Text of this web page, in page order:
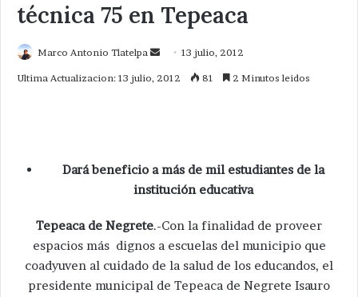
técnica 75 en Tepeaca
Marco Antonio Tlatelpa
Send13 julio, 2012
Ultima Actualizacion: 13 julio, 2012 81 2 Minutos leidos
Dará beneficio a más de mil estudiantes de la
institución educativa
Tepeaca de Negrete.-Con la finalidad de proveer
espacios más dignos a escuelas del municipio que
coadyuven al cuidado de la salud de los educandos, el
presidente municipal de Tepeaca de Negrete Isauro